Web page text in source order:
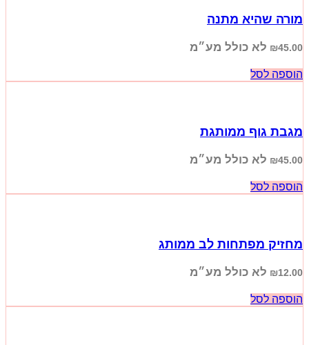
מורה שהיא מתנה
₪45.00 לא כולל מע״מ
הוספה לסל
מגבת גוף ממותגת
₪45.00 לא כולל מע״מ
הוספה לסל
מחזיק מפתחות לב ממותג
₪12.00 לא כולל מע״מ
הוספה לסל